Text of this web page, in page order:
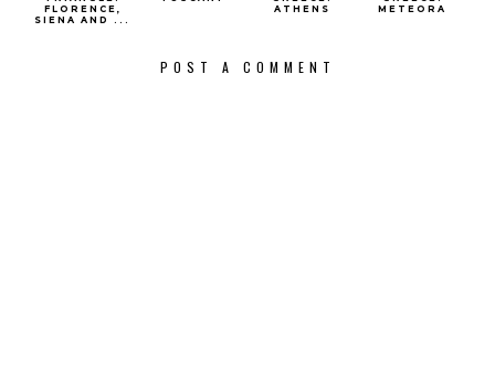
FLORENCE,
SIENA AND ...
ATHENS
METEORA
POST A COMMENT